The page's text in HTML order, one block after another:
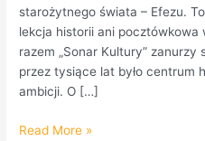
starożytnego świata – Efezu.
lekcja historii ani pocztówkowa
razem „Sonar Kultury”
przez tysiące lat było centrum
ambicji. O […]
Read More »